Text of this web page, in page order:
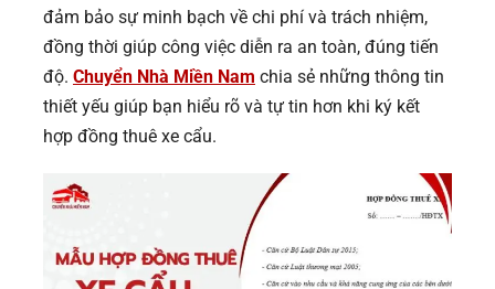
đảm bảo sự minh bạch về chi phí và trách nhiệm,
đồng thời giúp công việc diễn ra an toàn, đúng tiến
độ. Chuyển Nhà Miền Nam chia sẻ những thông tin
thiết yếu giúp bạn hiểu rõ và tự tin hơn khi ký kết
hợp đồng thuê xe cẩu.